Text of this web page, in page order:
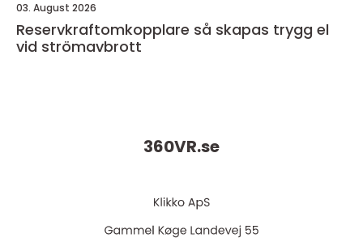
03. August 2026
Reservkraftomkopplare så skapas trygg el
vid strömavbrott
360VR.se